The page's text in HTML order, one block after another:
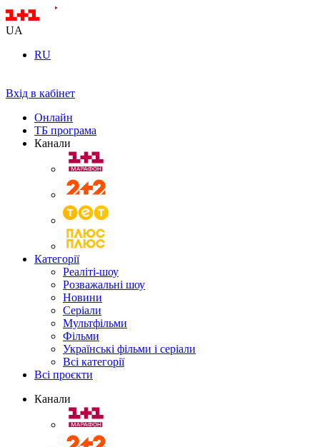
UA
RU
Вхід в кабінет
Онлайн
ТБ програма
Канали
Категорії
Реаліті-шоу
Розважальні шоу
Новини
Серіали
Мультфільми
Фільми
Українські фільми і серіали
Всі категорії
Всі проєкти
Канали